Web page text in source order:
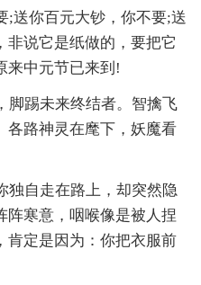
你百元大钞，你不要;送
非说它是纸做的，要把它
来中元节已来到!
踢未来终结者。智擒飞
各路神灵在麾下，妖魔看
自走在路上，却突然隐
阵寒意，咽喉像是被人捏
肯定是因为：你把衣服前